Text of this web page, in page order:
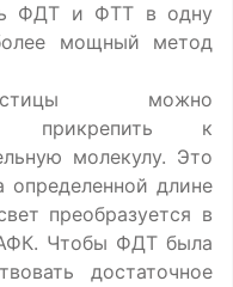
ФДТ и ФТТ в одну
мощный метод
можно
прикрепить к
молекулу. Это
определенной длине
преобразуется в
Чтобы ФДТ была
достаточное